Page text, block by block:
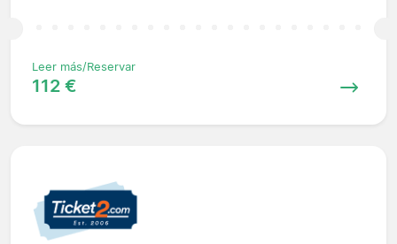
Leer más/Reservar
112 €